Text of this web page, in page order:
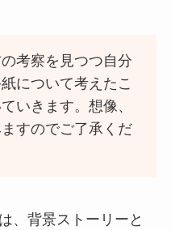
考察を見つつ自分
について考えたこ
いきます。想像、
すのでご了承くだ
、背景ストーリーと